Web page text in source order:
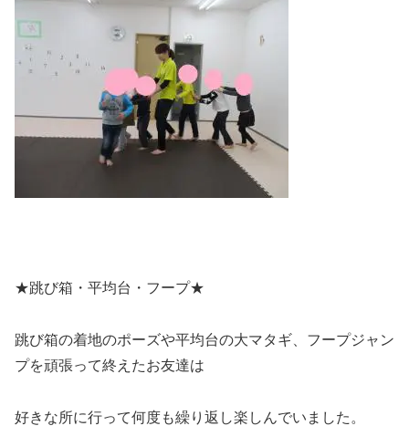
★跳び箱・平均台・フープ★
跳び箱の着地のポーズや平均台の大マタギ、フープジャン
プを頑張って終えたお友達は
好きな所に行って何度も繰り返し楽しんでいました。